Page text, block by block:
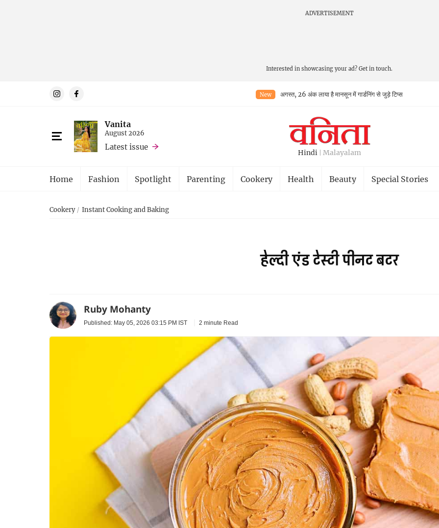
ADVERTISEMENT
Interested in showcasing your ad? Get in touch.
New अगस्त, 26 अंक लाया है मानसून में गार्डनिंग से जुड़े टिप्स
Vanita
August 2026
Latest issue
Hindi Malayalam
Home Fashion Spotlight Parenting Cookery Health Beauty Special Stories
Cookery Instant Cooking and Baking
हेल्दी एंड टेस्टी पीनट बटर
Ruby Mohanty
Published: May 05, 2026 03:15 PM IST 2 minute Read